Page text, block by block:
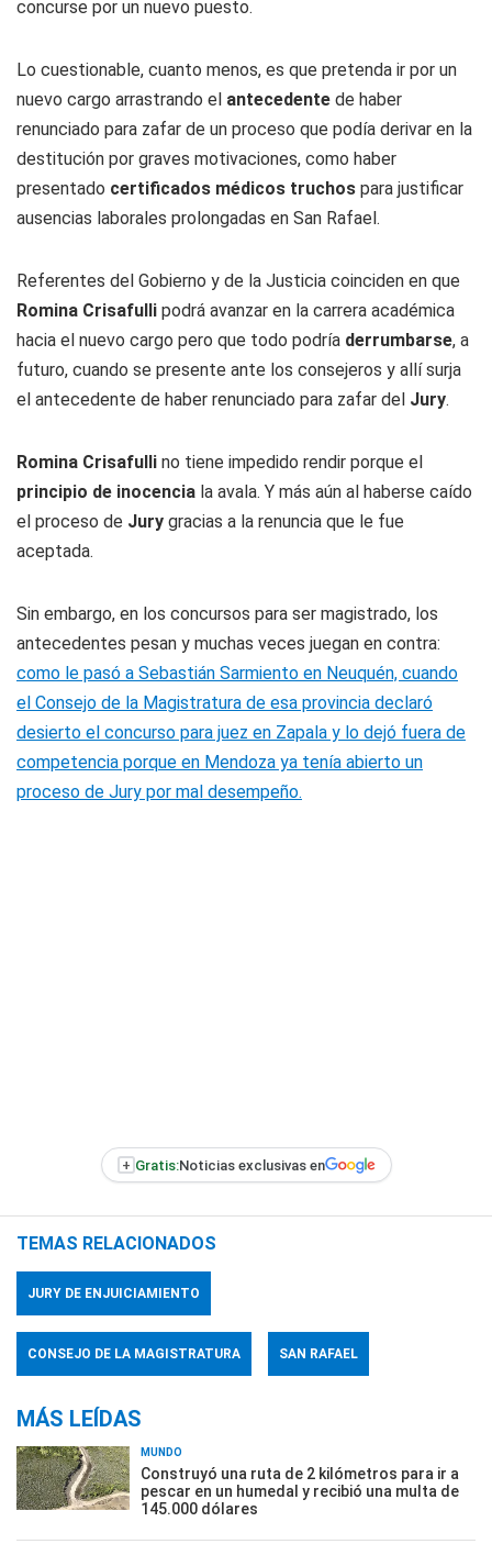
concurse por un nuevo puesto.
Lo cuestionable, cuanto menos, es que pretenda ir por un
nuevo cargo arrastrando el antecedente de haber
renunciado para zafar de un proceso que podía derivar en la
destitución por graves motivaciones, como haber
presentado certificados médicos truchos para justificar
ausencias laborales prolongadas en San Rafael.
Referentes del Gobierno y de la Justicia coinciden en que
Romina Crisafulli podrá avanzar en la carrera académica
hacia el nuevo cargo pero que todo podría derrumbarse, a
futuro, cuando se presente ante los consejeros y allí surja
el antecedente de haber renunciado para zafar del Jury.
Romina Crisafulli no tiene impedido rendir porque el
principio de inocencia la avala. Y más aún al haberse caído
el proceso de Jury gracias a la renuncia que le fue
aceptada.
Sin embargo, en los concursos para ser magistrado, los
antecedentes pesan y muchas veces juegan en contra:
como le pasó a Sebastián Sarmiento en Neuquén, cuando
el Consejo de la Magistratura de esa provincia declaró
desierto el concurso para juez en Zapala y lo dejó fuera de
competencia porque en Mendoza ya tenía abierto un
proceso de Jury por mal desempeño.
+ Gratis:Noticias exclusivas en
TEMAS RELACIONADOS
JURY DE ENJUICIAMIENTO
CONSEJO DE LA MAGISTRATURA SAN RAFAEL
MÁS LEÍDAS
MUNDO
Construyó una ruta de 2 kilómetros para ir a
pescar en un humedal y recibió una multa de
145.000 dólares